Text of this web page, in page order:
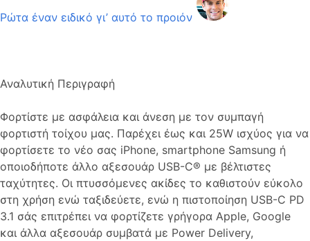
Ρώτα έναν ειδικό γι’ αυτό το προιόν
Αναλυτική Περιγραφή
Φορτίστε με ασφάλεια και άνεση με τον συμπαγή
φορτιστή τοίχου μας. Παρέχει έως και 25W ισχύος για να
φορτίσετε το νέο σας iPhone, smartphone Samsung ή
οποιοδήποτε άλλο αξεσουάρ USB-C® με βέλτιστες
ταχύτητες. Οι πτυσσόμενες ακίδες το καθιστούν εύκολο
στη χρήση ενώ ταξιδεύετε, ενώ η πιστοποίηση USB-C PD
3.1 σάς επιτρέπει να φορτίζετε γρήγορα Apple, Google
και άλλα αξεσουάρ συμβατά με Power Delivery,